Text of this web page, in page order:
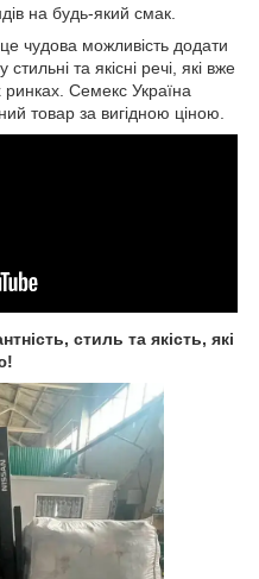
на будь-який смак.
чудова можливість додати
та якісні речі, які вже
ринках. Семекс Україна
товар за вигідною ціною.
стиль та якість, які